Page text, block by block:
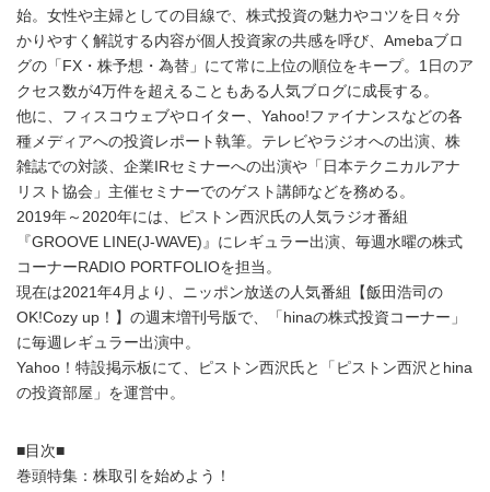
始。女性や主婦としての目線で、株式投資の魅力やコツを日々分
かりやすく解説する内容が個人投資家の共感を呼び、Amebaブロ
グの「FX・株予想・為替」にて常に上位の順位をキープ。1日のア
クセス数が4万件を超えることもある人気ブログに成長する。
他に、フィスコウェブやロイター、Yahoo!ファイナンスなどの各
種メディアへの投資レポート執筆。テレビやラジオへの出演、株
雑誌での対談、企業IRセミナーへの出演や「日本テクニカルアナ
リスト協会」主催セミナーでのゲスト講師などを務める。
2019年～2020年には、ピストン西沢氏の人気ラジオ番組
『GROOVE LINE(J-WAVE)』にレギュラー出演、毎週水曜の株式
コーナーRADIO PORTFOLIOを担当。
現在は2021年4月より、ニッポン放送の人気番組【飯田浩司の
OK!Cozy up！】の週末増刊号版で、「hinaの株式投資コーナー」
に毎週レギュラー出演中。
Yahoo！特設掲示板にて、ピストン西沢氏と「ピストン西沢とhina
の投資部屋」を運営中。
■目次■
巻頭特集：株取引を始めよう！